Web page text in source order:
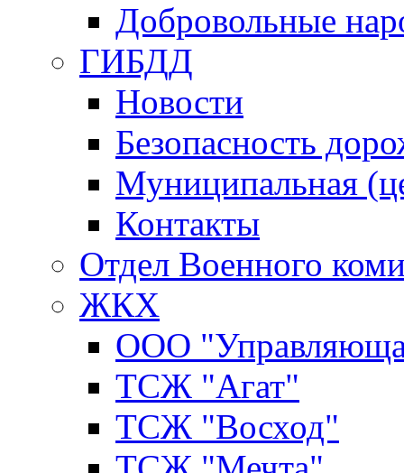
Добровольные
ГИБДД
Новости
Безопасность
Муниципальная
Контакты
Отдел Военного
ЖКХ
ООО
ТСЖ "Агат"
ТСЖ "Восход"